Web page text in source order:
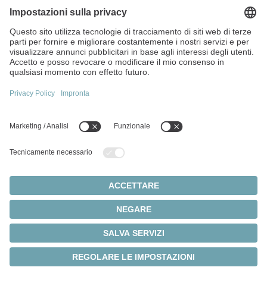
del vostro consenso ai sensi dell'art. 6, comma 1, frase 1,
lett. a del GDPR UE/§ 25, comma 1 del TDDDG. Potete
revocare il vostro consenso in qualsiasi momento
cliccando sul link "Impostazioni cookie" nel piè di pagina
del sito web.
I dati raccolti da Demandbase vengono solitamente trattati
esistono adeguate garanzie ai sensi dell'art. 44 e segg. del
contrattuali tipo dell'UE.
scopi indicati o fino a quando non revocherete il vostro
avrà luogo solo in presenza di obblighi di conservazione
DoubleClickQuando l'utente visita il nostro sito web,
utilizziamo il servizio DoubleClick, un servizio di marketing
Limited, Irlanda. DoubleClick viene utilizzato per inserire,